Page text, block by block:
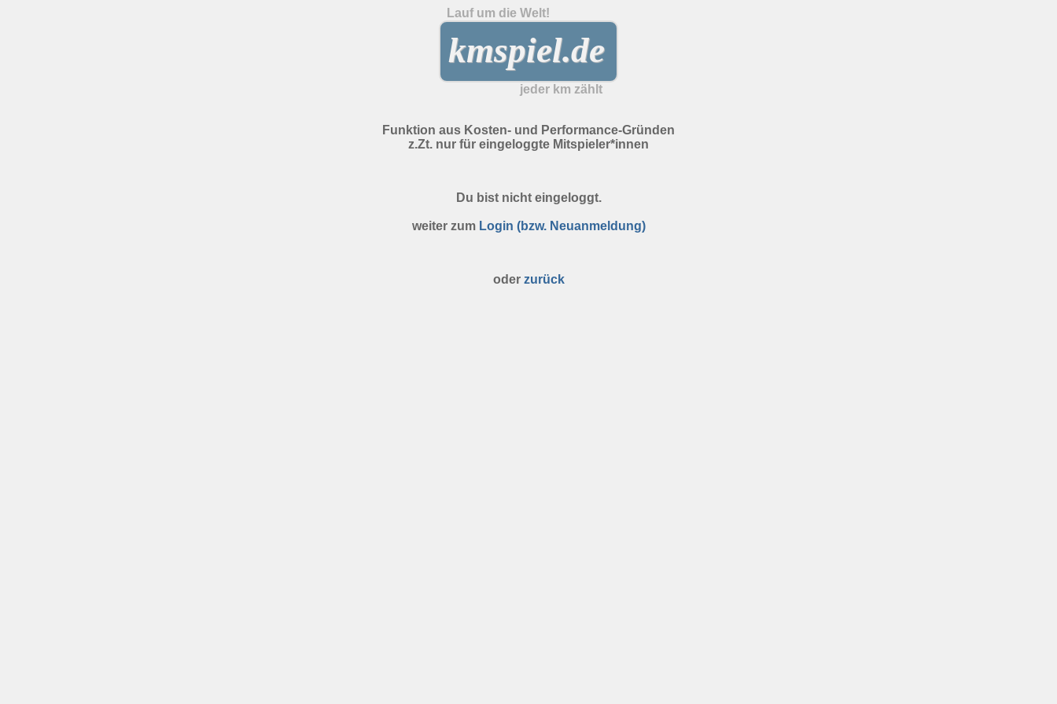
Lauf um die Welt!
kmspiel.de
jeder km zählt
Funktion aus Kosten- und Performance-Gründen
z.Zt. nur für eingeloggte Mitspieler*innen
Du bist nicht eingeloggt.
weiter zum Login (bzw. Neuanmeldung)
oder zurück